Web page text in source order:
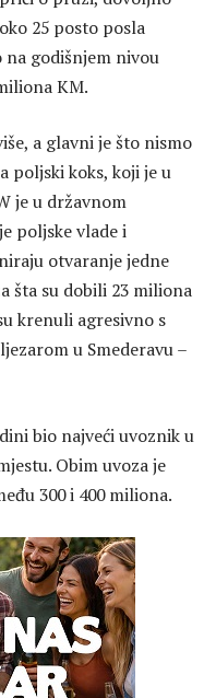
25 posto posla
na godišnjem nivou
KM.
a glavni je što nismo
poljski koks, koji je u
je u državnom
poljske vlade i
otvaranje jedne
šta su dobili 23 miliona
krenuli agresivno s
u Smederavu –
bio najveći uvoznik u
Obim uvoza je
300 i 400 miliona.